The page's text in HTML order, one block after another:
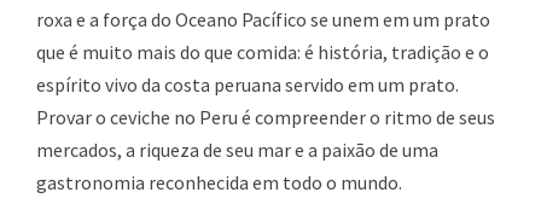
roxa e a força do Oceano Pacífico se unem em um prato
que é muito mais do que comida: é história, tradição e o
espírito vivo da costa peruana servido em um prato.
Provar o ceviche no Peru é compreender o ritmo de seus
mercados, a riqueza de seu mar e a paixão de uma
gastronomia reconhecida em todo o mundo.